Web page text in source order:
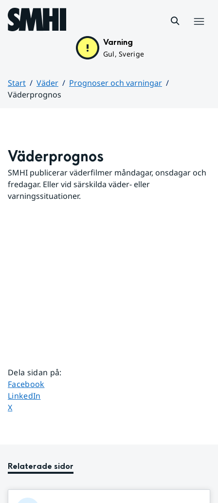
Hoppa till sidans innehåll
Varning
Gul, Sverige
Start Väder
Prognoser och varningar
Väderprognos
Väderprognos
SMHI publicerar väderfilmer måndagar, onsdagar och
fredagar. Eller vid särskilda väder- eller
varningssituationer.
Dela sidan på:
Dela sidan på
Facebook
Dela sidan på
LinkedIn
Dela sidan på
X
Relaterade sidor